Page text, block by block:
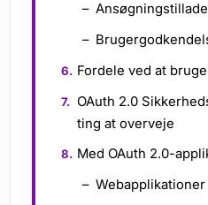
Fordele ved at
OAuth 2.0
ting at overveje
Med OAuth 2.0-
Webapplikationer